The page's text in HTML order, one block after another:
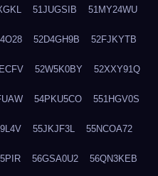
51JUGSIB 51MY24WU
52D4GH9B 52FJKYTB
52W5K0BY 52XXY91Q
54PKU5CO 551HGV0S
55JKJF3L 55NCOA72
56GSA0U2 56QN3KEB